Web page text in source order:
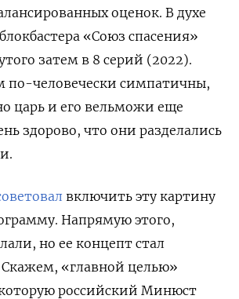
оценок. В духе
«Союз спасения»
затем в 8 серий (2022).
по-человечески симпатичны,
царь и его вельможи еще
здорово, что они разделались
включить эту картину
Напрямую этого,
но ее концепт стал
«главной целью»
российский Минюст